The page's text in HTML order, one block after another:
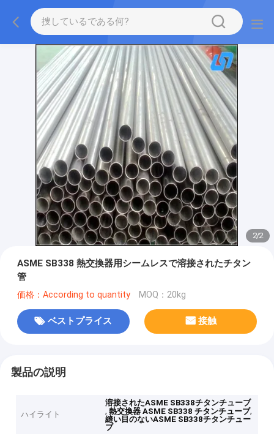
2/2
ASME SB338 熱交換器用シームレスで溶接されたチタン
管
価格：According to quantity MOQ：20kg
ベストプライス 接触
製品の説明
ハイライト
溶接されたASME SB338チタンチューブ
,熱交換器 ASME SB338 チタンチューブ,
縫い目のないASME SB338チタンチュー
ブ